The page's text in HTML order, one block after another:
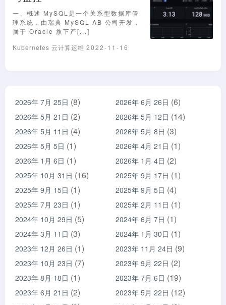
一、概述 MySQL是一个关系型数据库管
理系统，由瑞典 MySQL AB 公司开发，
属于 Oracle 旗下产[...]
Kubernetes 云计算运维 2022-11-16
2026年 7月 25日 (8) 2026年 6月 26日 (6)
2026年 5月 21日 (2) 2026年 5月 12日 (14)
2026年 5月 11日 (4) 2026年 5月 8日 (3)
2026年 5月 5日 (1) 2026年 4月 21日 (1)
2026年 1月 6日 (1) 2026年 1月 4日 (2)
2025年 10月 31日 (16) 2025年 9月 17日 (1)
2025年 9月 15日 (1) 2025年 9月 5日 (4)
2025年 7月 23日 (1) 2025年 2月 11日 (1)
2024年 10月 29日 (5) 2024年 6月 7日 (1)
2024年 3月 11日 (3) 2024年 1月 30日 (1)
2023年 12月 26日 (1) 2023年 11月 24日 (9)
2023年 10月 23日 (7) 2023年 9月 22日 (2)
2023年 8月 18日 (1) 2023年 7月 6日 (19)
2023年 6月 21日 (2) 2023年 5月 22日 (12)